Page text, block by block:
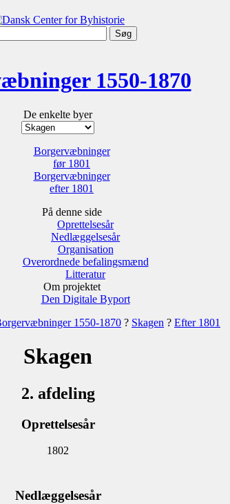
1550-1870
De enkelte byer
Borgervæbninger
før 1801
Borgervæbninger
efter 1801
På denne side
Oprettelsesår
Nedlæggelsesår
Organisation
Overordnede befalingsmænd
Litteratur
Om projektet
Den Digitale Byport
1550-1870 ? Skagen ? Efter 1801
Skagen
2. afdeling
Oprettelsesår
1802
Nedlæggelsesår